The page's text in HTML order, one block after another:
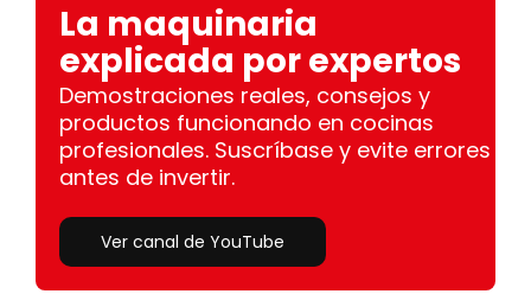
La maquinaria
explicada por expertos
Demostraciones reales, consejos y
productos funcionando en cocinas
profesionales. Suscríbase y evite errores
antes de invertir.
Ver canal de YouTube